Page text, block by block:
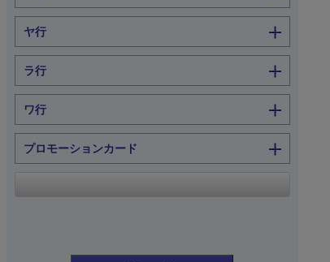
ヤ行
ラ行
ワ行
プロモーションカード